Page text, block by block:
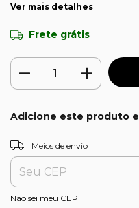
Ver mais detalhes
Frete grátis
Adicione este produto e
Entregas para o CEP:
Meios de envio
Não sei meu CEP